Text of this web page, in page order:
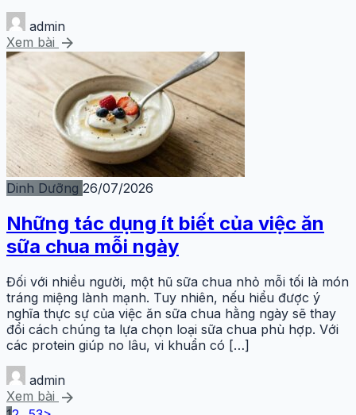
admin
Xem bài arrow_forward
Dinh Dưỡng 26/07/2026
Những tác dụng ít biết của việc ăn
sữa chua mỗi ngày
Đối với nhiều người, một hũ sữa chua nhỏ mỗi tối là món
tráng miệng lành mạnh. Tuy nhiên, nếu hiểu được ý
nghĩa thực sự của việc ăn sữa chua hằng ngày sẽ thay
đổi cách chúng ta lựa chọn loại sữa chua phù hợp. Với
các protein giúp no lâu, vi khuẩn có […]
admin
Xem bài arrow_forward